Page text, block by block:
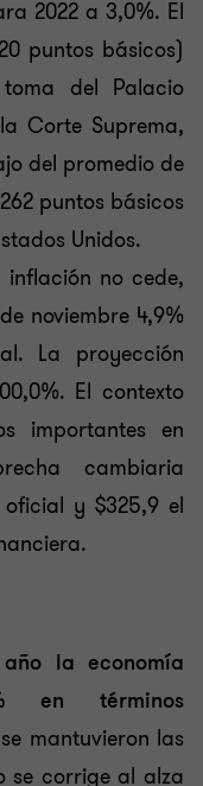
2022 a 3,0%. El
puntos básicos)
del Palacio
Corte Suprema,
del promedio de
puntos básicos
Unidos.
inflación no cede,
noviembre 4,9%
La proyección
El contexto
importantes en
cambiaria
oficial y $325,9 el
la economía
en términos
mantuvieron las
se corrige al alza